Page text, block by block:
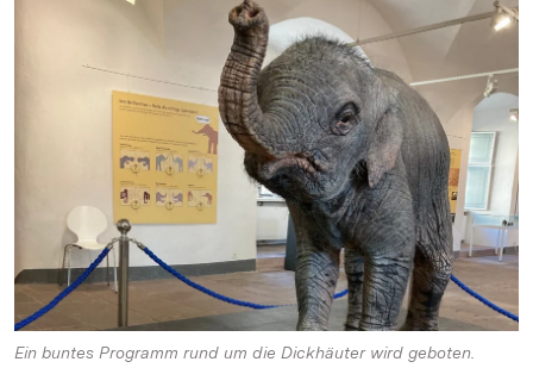
Ein buntes Programm rund um die Dickhäuter wird geboten.